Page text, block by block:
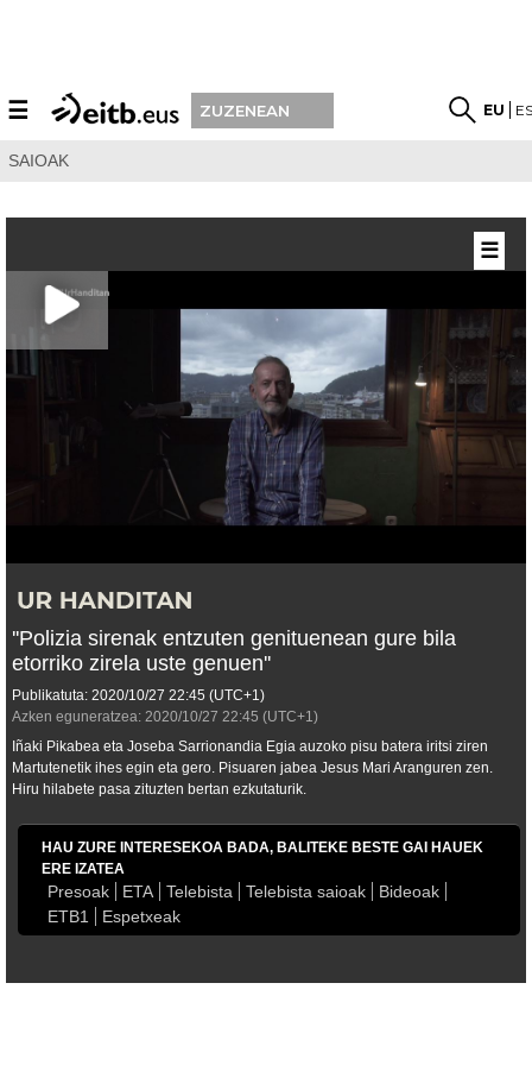
☰ ZUZENEAN EU
SAIOAK
''Polizia sirenak entzuten genituenean gure bila
etorriko zirela uste genuen''
Publikatuta: 2020/10/27 22:45 (UTC+1)
Azken eguneratzea: 2020/10/27 22:45 (UTC+1)
Iñaki Pikabea eta Joseba Sarrionandia Egia auzoko pisu batera iritsi ziren
Martutenetik ihes egin eta gero. Pisuaren jabea Jesus Mari Aranguren zen.
Hiru hilabete pasa zituzten bertan ezkutaturik.
HAU ZURE INTERESEKOA BADA, BALITEKE BESTE GAI HAUEK
ERE IZATEA
Presoak ETA Telebista Telebista saioak
Bideoak
ETB1
Espetxeak
☰